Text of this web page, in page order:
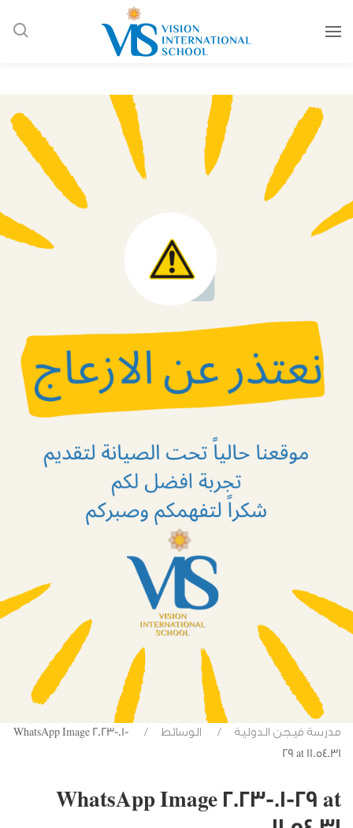
مدرسة فيجن الدولية الوسائط
WhatsApp Image 2023-01-
29 at 11.54.31
WhatsApp Image 2023-01-29 at